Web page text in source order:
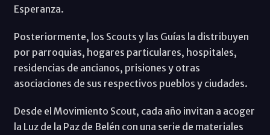
Esperanza.
Posteriormente, los Scouts y las Guías la distribuyen
por parroquias, hogares particulares, hospitales,
residencias de ancianos, prisiones y otras
asociaciones de sus respectivos pueblos y ciudades.
Desde el Movimiento Scout, cada año invitan a acoger
la Luz de la Paz de Belén con una serie de materiales